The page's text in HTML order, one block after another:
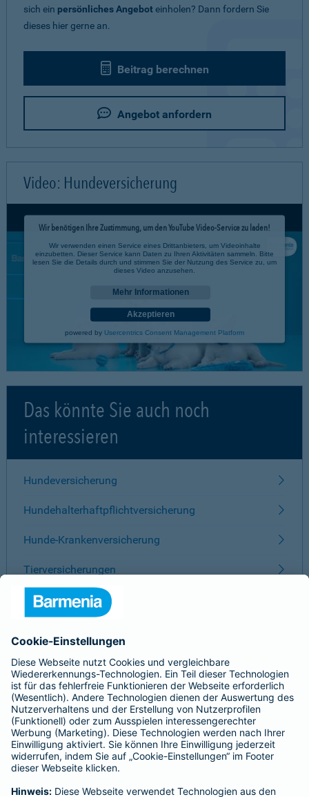
sich ein persönliches Angeboteinholen? Dann fordern Sie
dieses hier gerne an.
Beitrag berechnen
Angebot anfordern
Video: Hundeversicherung
Wir benötigen Ihre Zustimmung, um den YouTube Video-Service zu laden!
Wir verwenden einen Service eines Drittanbieters, um Videoinhalte
einzubetten. Dieser Service kann Daten zu Ihren Aktivitäten sammeln. Bitte
lesen Sie die Details durch und stimmen Sie der Nutzung des Service zu, um
dieses Video anzusehen.
Mehr Informationen
Akzeptieren
powered by Usercentrics Consent Management Platform
Das könnte Sie auch noch
interessieren
Hundeversicherung
Hundehalterhaftpflichtversicherung
Hunde-Krankenversicherung
Tierversicherungen
ÜBER BARMENIA
Kontakt
Karriere
Presse
Unternehmen
Anfahrt
Affiliate-Partner werden
Barmenia ist Teil der BarmeniaGothaer